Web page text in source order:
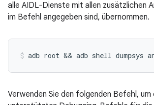
alle AIDL-Dienste mit allen zusätzlichen
im Befehl angegeben sind, übernommen.
Verwenden Sie den folgenden Befehl, um